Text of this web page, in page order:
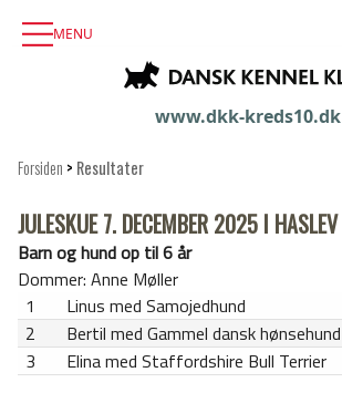
MENU
www.dkk-kreds10.dk
Forsiden > Resultater
JULESKUE 7. DECEMBER 2025 I HASLEV
Barn og hund op til 6 år
Dommer: Anne Møller
1
Linus med Samojedhund
2
Bertil med Gammel dansk hønsehund
3
Elina med Staffordshire Bull Terrier